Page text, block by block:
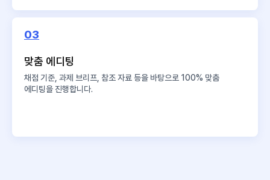
03
맞춤 에디팅
채점 기준, 과제 브리프, 참조 자료 등을 바탕으로 100% 맞춤
에디팅을 진행합니다.